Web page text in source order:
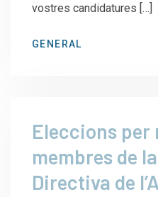
vostres candidatures […]
GENERAL
Eleccions per
membres de
Directiva de